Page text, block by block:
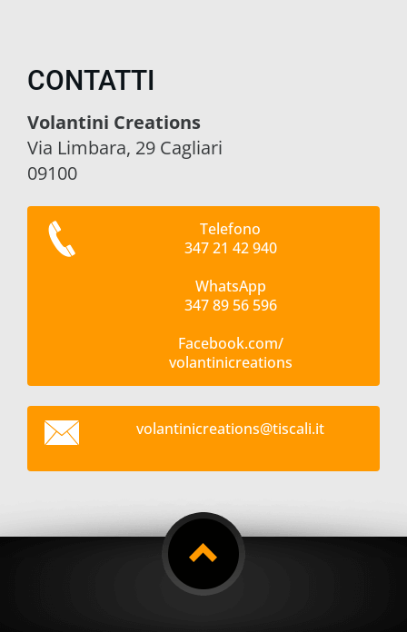
CONTATTI
Volantini Creations
Via Limbara, 29 Cagliari
09100
Telefono
347 21 42 940
WhatsApp
347 89 56 596
Facebook.com/
volantinicreations
volantinicreations@tiscali.it